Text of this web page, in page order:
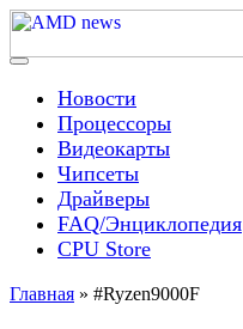
Skip
content
AMD news
Menu
Новости
Процессоры
Видеокарты
Чипсеты
Драйверы
FAQ/Энциклопедия
CPU Store
Главная » #Ryzen9000F